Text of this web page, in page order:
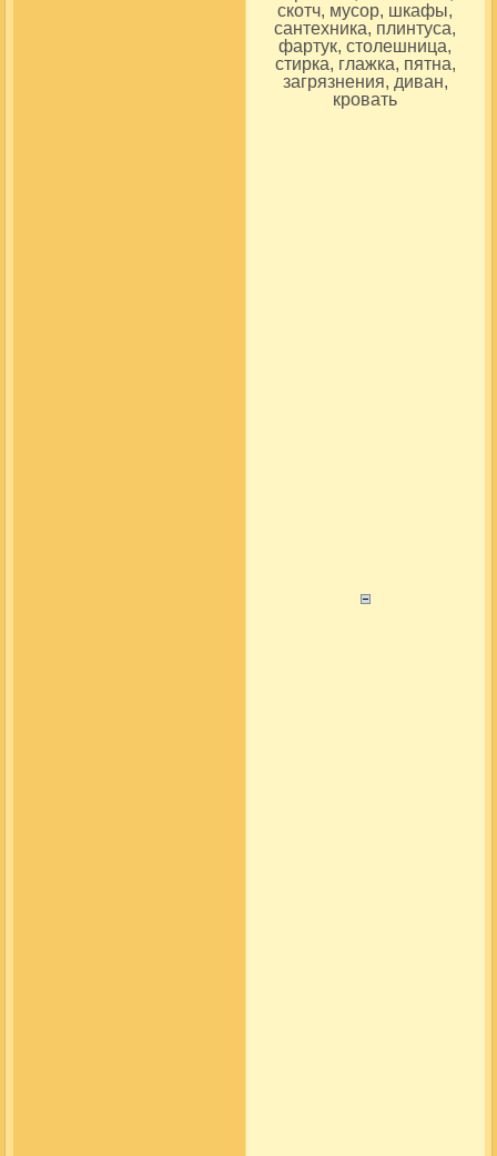
скотч, мусор, шкафы,
сантехника, плинтуса,
фартук, столешница,
стирка, глажка, пятна,
загрязнения, диван,
кровать